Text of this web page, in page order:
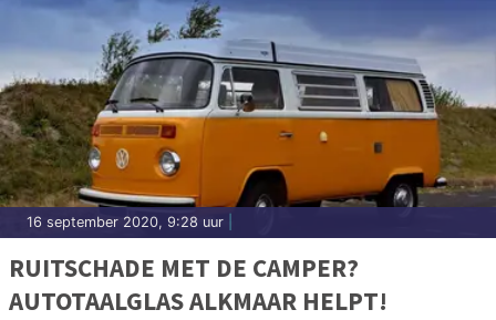
16 september 2020, 9:28 uur
RUITSCHADE MET DE CAMPER?
AUTOTAALGLAS ALKMAAR HELPT!